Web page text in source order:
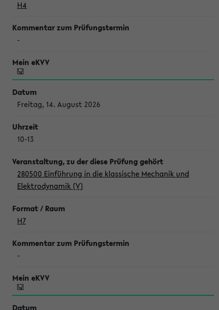
H4
-
Freitag, 14. August 2026
10-13
280500 Einführung in die klassische Mechanik und
Elektrodynamik (V)
H7
-